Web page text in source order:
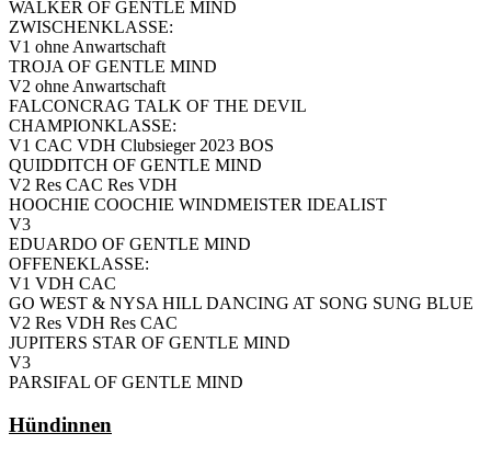
WALKER OF GENTLE MIND
ZWISCHENKLASSE:
V1 ohne Anwartschaft
TROJA OF GENTLE MIND
V2 ohne Anwartschaft
FALCONCRAG TALK OF THE DEVIL
CHAMPIONKLASSE:
V1 CAC VDH Clubsieger 2023 BOS
QUIDDITCH OF GENTLE MIND
V2 Res CAC Res VDH
HOOCHIE COOCHIE WINDMEISTER IDEALIST
V3
EDUARDO OF GENTLE MIND
OFFENEKLASSE:
V1 VDH CAC
GO WEST & NYSA HILL DANCING AT SONG SUNG BLUE
V2 Res VDH Res CAC
JUPITERS STAR OF GENTLE MIND
V3
PARSIFAL OF GENTLE MIND
Hündinnen